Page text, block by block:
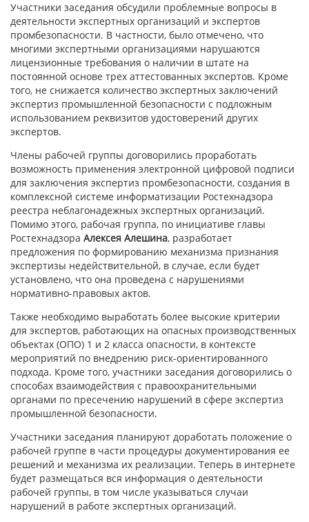
Участники заседания обсудили проблемные вопросы в
деятельности экспертных организаций и экспертов
промбезопасности. В частности, было отмечено, что
многими экспертными организациями нарушаются
лицензионные требования о наличии в штате на
постоянной основе трех аттестованных экспертов. Кроме
того, не снижается количество экспертных заключений
экспертиз промышленной безопасности с подложным
использованием реквизитов удостоверений других
экспертов.
Члены рабочей группы договорились проработать
возможность применения электронной цифровой подписи
для заключения экспертиз промбезопасности, создания в
комплексной системе информатизации Ростехнадзора
реестра неблагонадежных экспертных организаций.
Помимо этого, рабочая группа, по инициативе главы
Ростехнадзора Алексея Алешина, разработает
предложения по формированию механизма признания
экспертизы недействительной, в случае, если будет
установлено, что она проведена с нарушениями
нормативно-правовых актов.
Также необходимо выработать более высокие критерии
для экспертов, работающих на опасных производственных
объектах (ОПО) 1 и 2 класса опасности, в контексте
мероприятий по внедрению риск-ориентированного
подхода. Кроме того, участники заседания договорились о
способах взаимодействия с правоохранительными
органами по пресечению нарушений в сфере экспертиз
промышленной безопасности.
Участники заседания планируют доработать положение о
рабочей группе в части процедуры документирования ее
решений и механизма их реализации. Теперь в интернете
будет размещаться вся информация о деятельности
рабочей группы, в том числе указываться случаи
нарушений в работе экспертных организаций.